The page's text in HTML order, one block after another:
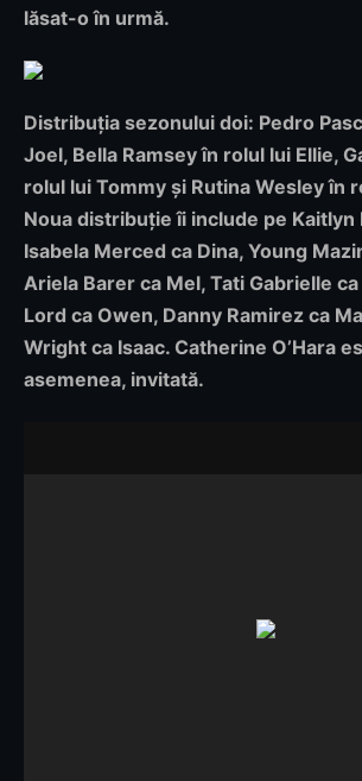
lăsat-o în urmă.
Distribuția sezonului doi: Pedro
Joel, Bella Ramsey în rolul lui Ellie,
rolul lui Tommy și Rutina Wesley în
Noua distribuție îi include pe Kaitlyn
Isabela Merced ca Dina, Young
Ariela Barer ca Mel, Tati Gabrielle
Lord ca Owen, Danny Ramirez ca
Wright ca Isaac. Catherine O’Hara
asemenea, invitată.